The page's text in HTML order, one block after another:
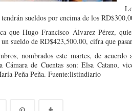
sueldos por encima de los
que Hugo Francisco Álvarez Pérez,
sueldo de RD$423,500.00, cifra que
nombrados este martes, de
Cámara de Cuentas son: Elsa Catano,
Peña Peña. Fuente:listindiario